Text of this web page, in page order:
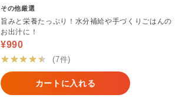
その他厳選
旨みと栄養たっぷり！水分補給や手づくりごはんの
お出汁に！
¥990
★★★★★
(7件)
カートに入れる